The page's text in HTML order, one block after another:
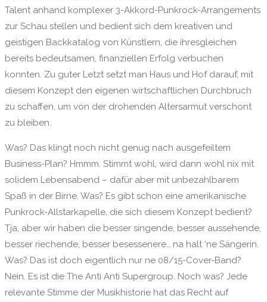
Talent anhand komplexer 3-Akkord-Punkrock-Arrangements
zur Schau stellen und bedient sich dem kreativen und
geistigen Backkatalog von Künstlern, die ihresgleichen
bereits bedeutsamen, finanziellen Erfolg verbuchen
konnten. Zu guter Letzt setzt man Haus und Hof darauf, mit
diesem Konzept den eigenen wirtschaftlichen Durchbruch
zu schaffen, um von der drohenden Altersarmut verschont
zu bleiben.
Was? Das klingt noch nicht genug nach ausgefeiltem
Business-Plan? Hmmm. Stimmt wohl, wird dann wohl nix mit
solidem Lebensabend – dafür aber mit unbezahlbarem
Spaß in der Birne. Was? Es gibt schon eine amerikanische
Punkrock-Allstarkapelle, die sich diesem Konzept bedient?
Tja, aber wir haben die besser singende, besser aussehende,
besser riechende, besser besessenere… na halt ‘ne Sängerin.
Was? Das ist doch eigentlich nur ne 08/15-Cover-Band?
Nein. Es ist die The Anti Anti Supergroup. Noch was? Jede
relevante Stimme der Musikhistorie hat das Recht auf